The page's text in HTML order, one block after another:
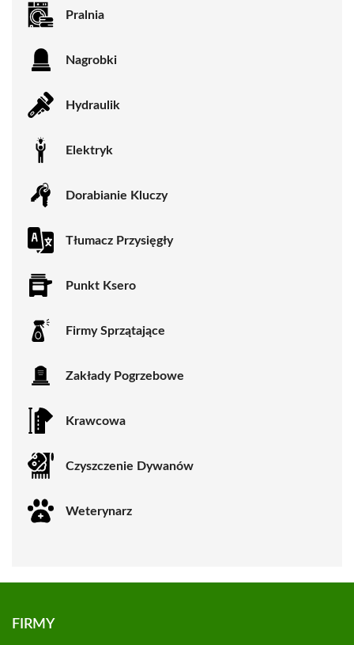
Pralnia
Nagrobki
Hydraulik
Elektryk
Dorabianie Kluczy
Tłumacz Przysięgły
Punkt Ksero
Firmy Sprzątające
Zakłady Pogrzebowe
Krawcowa
Czyszczenie Dywanów
Weterynarz
FIRMY